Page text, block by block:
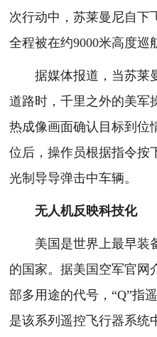
次行动中，苏莱曼尼自下
全程被在约9000米高度巡
据媒体报道，当苏莱
道路时，千里之外的美军
热成像画面确认目标到位
位后，操作员根据指令按
光制导导弹击中车辆。
无人机反映科技化
美国是世界上最早装
的国家。据美国空军官网
部多用途的代号，“Q”指
是该系列遥控飞行器系统